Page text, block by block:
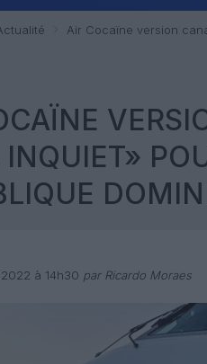
Air Cocaïne version
INQUIET»
à 14h30 par Ricardo Moraes